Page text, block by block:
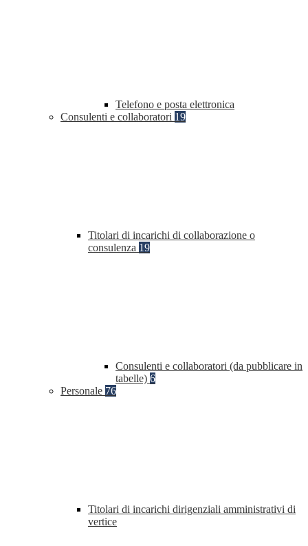
Telefono e posta elettronica
Consulenti e collaboratori 19
Titolari di incarichi di collaborazione o
consulenza 19
Consulenti e collaboratori (da pubblicare in
tabelle) 6
Personale 76
Titolari di incarichi dirigenziali amministrativi di
vertice